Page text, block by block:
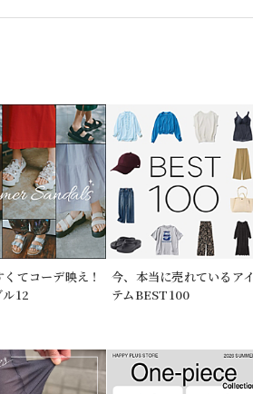
てコーデ映え！
ル12
今、本当に売れているアイ
テムBEST100